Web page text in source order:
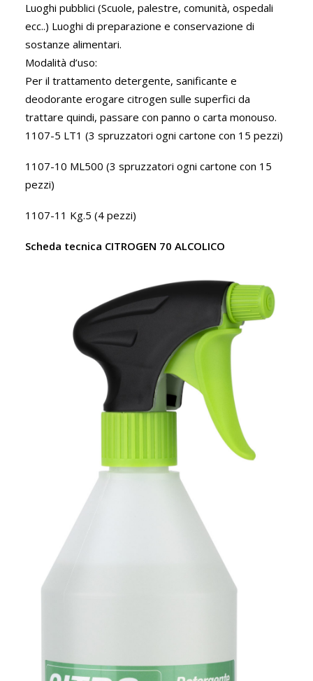
Luoghi pubblici (Scuole, palestre, comunità, ospedali
ecc..) Luoghi di preparazione e conservazione di
sostanze alimentari.
Modalità d’uso:
Per il trattamento detergente, sanificante e
deodorante erogare citrogen sulle superfici da
trattare quindi, passare con panno o carta monouso.
1107-5 LT1 (3 spruzzatori ogni cartone con 15 pezzi)
1107-10 ML500 (3 spruzzatori ogni cartone con 15
pezzi)
1107-11 Kg.5 (4 pezzi)
Scheda tecnica CITROGEN 70 ALCOLICO